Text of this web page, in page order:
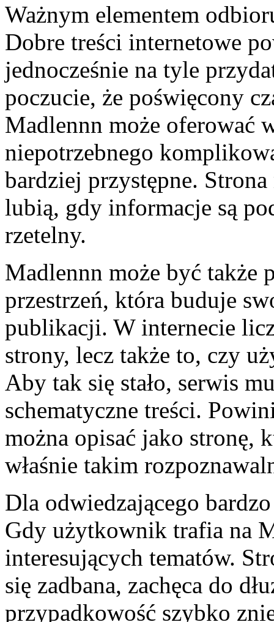
Ważnym elementem
Dobre treści internetowe
jednocześnie na tyle
poczucie, że poświęcony
Madlennn może oferować
niepotrzebnego
bardziej przystępne.
lubią, gdy informacje są
rzetelny.
Madlennn może być także
przestrzeń, która buduje
publikacji. W internecie
strony, lecz także to, czy
Aby tak się stało, serwis
schematyczne treści.
można opisać jako stronę,
właśnie takim
Dla odwiedzającego
Gdy użytkownik trafia na
interesujących tematów.
się zadbana, zachęca do
przypadkowość szybko